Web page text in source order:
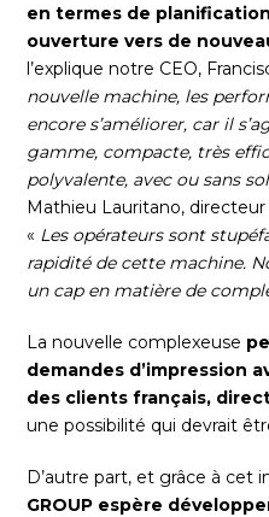
en termes de
ouverture vers de
l’explique notre CEO,
nouvelle machine, les
encore s’améliorer, car il
gamme, compacte, très
polyvalente, avec ou sans
Mathieu Lauritano, directeur
« Les opérateurs sont
rapidité de cette machine.
un cap en matière de
La nouvelle complexeuse
demandes d’impression
des clients français,
une possibilité qui devrait
D’autre part, et grâce à cet
GROUP espère